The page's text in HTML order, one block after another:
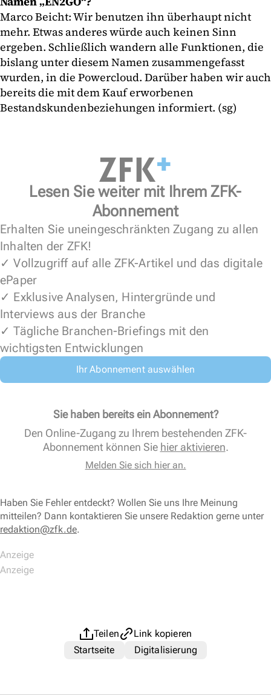
Marco Beicht: Wir benutzen ihn überhaupt nicht
mehr. Etwas anderes würde auch keinen Sinn
ergeben. Schließlich wandern alle Funktionen, die
bislang unter diesem Namen zusammengefasst
wurden, in die Powercloud. Darüber haben wir auch
bereits die mit dem Kauf erworbenen
Bestandskundenbeziehungen informiert. (sg)
Lesen Sie weiter mit Ihrem ZFK-
Abonnement
Erhalten Sie uneingeschränkten Zugang zu allen
Inhalten der ZFK!
✓ Vollzugriff auf alle ZFK-Artikel und das digitale
ePaper
✓ Exklusive Analysen, Hintergründe und
Interviews aus der Branche
✓ Tägliche Branchen-Briefings mit den
wichtigsten Entwicklungen
Ihr Abonnement auswählen
Sie haben bereits ein Abonnement?
Den Online-Zugang zu Ihrem bestehenden ZFK-
Abonnement können Sie hier aktivieren.
Melden Sie sich hier an.
Haben Sie Fehler entdeckt? Wollen Sie uns Ihre Meinung
mitteilen? Dann kontaktieren Sie unsere Redaktion gerne unter
redaktion@zfk.de.
Teilen
Link kopieren
Startseite
Digitalisierung